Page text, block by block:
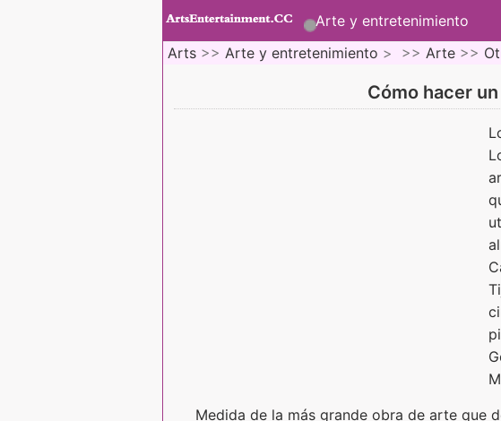
Arte y entretenimiento
Arts >> Arte y entretenimiento > >> Arte >>
Cómo hacer
Medida de la más grande obra de arte que